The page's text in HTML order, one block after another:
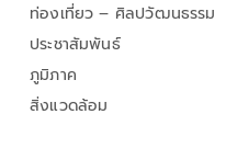
ท่องเที่ยว – ศิลปวัฒนธรรม
ประชาสัมพันธ์
ภูมิภาค
สิ่งแวดล้อม